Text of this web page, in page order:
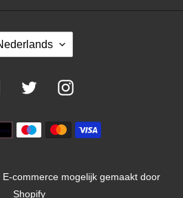
FacebookTwitterInstagram
Betaalmiddelen
E-commerce mogelijk gemaakt door
Shopify